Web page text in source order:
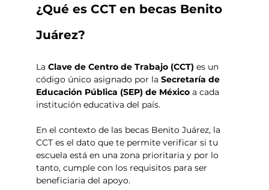
¿Qué es CCT en becas Benito
Juárez?
La Clave de Centro de Trabajo (CCT) es un
código único asignado por la Secretaría de
Educación Pública (SEP) de México a cada
institución educativa del país.
En el contexto de las becas Benito Juárez, la
CCT es el dato que te permite verificar si tu
escuela está en una zona prioritaria y por lo
tanto, cumple con los requisitos para ser
beneficiaria del apoyo.